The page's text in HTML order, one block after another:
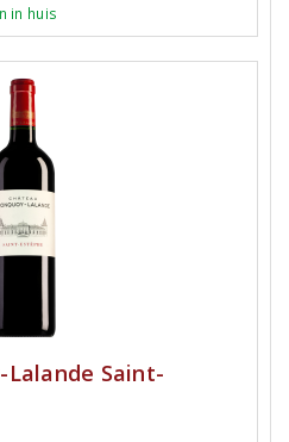
in huis
Saint-